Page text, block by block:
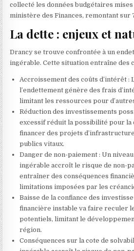
collecté les données budgétaires
ministère des Finances, remontant sur
La dette : enjeux et
Drancy se trouve confrontée à un
ingérable. Cette situation entraîne des
Accroissement des coûts d’intérêt :
l’endettement génère des frais
limitant les ressources pour
Réduction des investissements
excessif réduit la possibilité pour la
financer des projets
publics vitaux.
Danger de non-paiement : Un
ingérable accroît le risque de non-
entraîner des conséquences
limitations imposées par les
Baisse de la confiance des
financière instable va faire reculer
potentiels, limitant le
région.
Conséquences sur la cote de